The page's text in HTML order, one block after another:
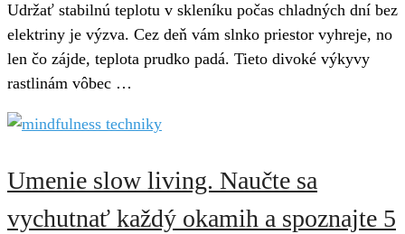
Udržať stabilnú teplotu v skleníku počas chladných dní bez
elektriny je výzva. Cez deň vám slnko priestor vyhreje, no
len čo zájde, teplota prudko padá. Tieto divoké výkyvy
rastlinám vôbec …
Umenie slow living. Naučte sa
vychutnať každý okamih a spoznajte 5